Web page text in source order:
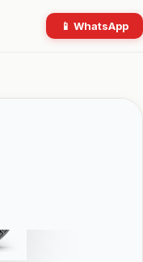
📱 WhatsApp